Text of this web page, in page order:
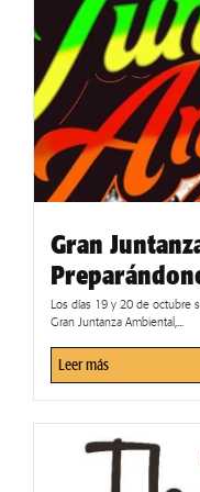
Gran
Los días 19 y 20 de octubre
Gran Juntanza Ambiental,...
Leer más